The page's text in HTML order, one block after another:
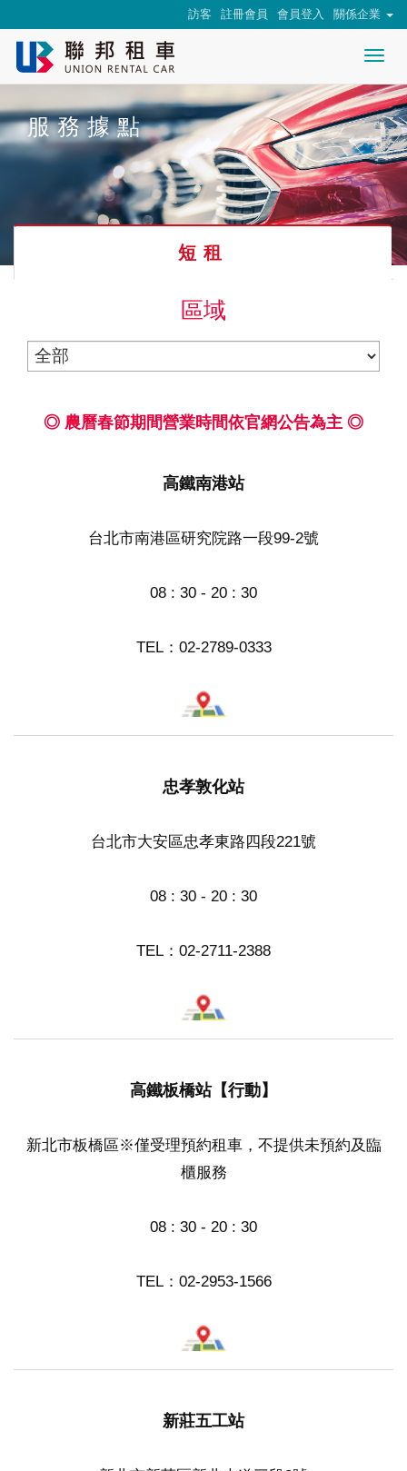
訪客 註冊會員 會員登入 關係企業
nav
服務據點
短租
區域
◎ 農曆春節期間營業時間依官網公告為主 ◎
高鐵南港站
台北市南港區研究院路一段99-2號
08 : 30 - 20 : 30
TEL： 02-2789-0333
忠孝敦化站
台北市大安區忠孝東路四段221號
08 : 30 - 20 : 30
TEL： 02-2711-2388
高鐵板橋站【行動】
新北市板橋區※僅受理預約租車，不提供未預約及臨
櫃服務
08 : 30 - 20 : 30
TEL： 02-2953-1566
新莊五工站